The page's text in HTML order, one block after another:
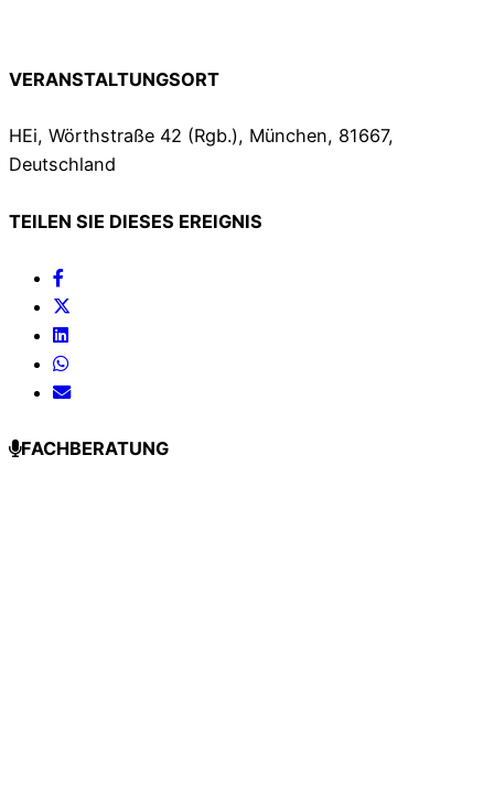
VERANSTALTUNGSORT
HEi, Wörthstraße 42 (Rgb.), München, 81667,
Deutschland
TEILEN SIE DIESES EREIGNIS
FACHBERATUNG